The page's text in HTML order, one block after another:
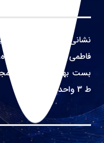
نشانی
تهران ( محله
فاطمی غربی، خ اعتماد
ط 3 واحد 10